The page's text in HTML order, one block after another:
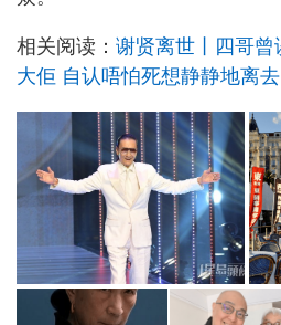
相关阅读： 谢贤离世丨四哥
大佢 自认唔怕死想静静地离